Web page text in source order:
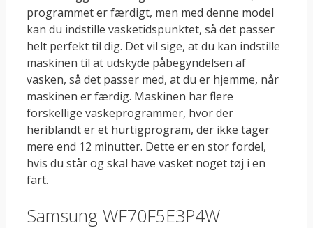
programmet er færdigt, men med denne model
kan du indstille vasketidspunktet, så det passer
helt perfekt til dig. Det vil sige, at du kan indstille
maskinen til at udskyde påbegyndelsen af
vasken, så det passer med, at du er hjemme, når
maskinen er færdig. Maskinen har flere
forskellige vaskeprogrammer, hvor der
heriblandt er et hurtigprogram, der ikke tager
mere end 12 minutter. Dette er en stor fordel,
hvis du står og skal have vasket noget tøj i en
fart.
Samsung WF70F5E3P4W